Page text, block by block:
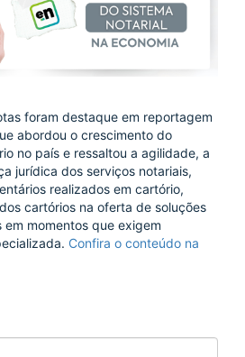
foram destaque em reportagem
abordou o crescimento do
no país e ressaltou a agilidade, a
jurídica dos serviços notariais,
realizados em cartório,
cartórios na oferta de soluções
momentos que exigem
Confira o conteúdo na